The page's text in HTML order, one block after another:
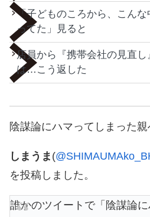
「子どものころから、こん
ってた」見ると
店員から『携帯会社の見直
は…こう返した
陰謀論にハマってしまった
しまうま (
を投稿しました。
誰かのツイートで「陰謀論